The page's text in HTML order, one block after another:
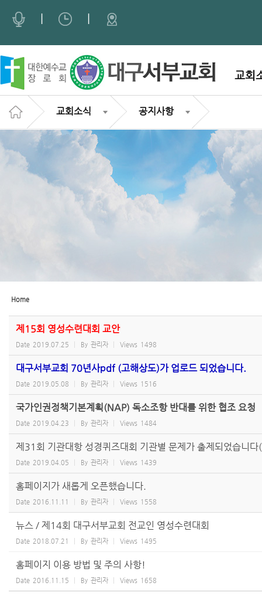
교회
교회소식 공지사항
Home
제15회 영성수련대회 교안
Date 2019.07.25 By 관리자 Views 1498
대구서부교회 70년사pdf (고해상도)가 업로드 되었습니다.
Date 2019.05.08 By 관리자 Views 1516
국가인권정책기본계획(NAP) 독소조항 반대를 위한 협조 요청
Date 2019.04.23 By 관리자 Views 1484
제31회 기관대항 성경퀴즈대회 기관별 문제가 출제되었습니
Date 2019.04.05 By 관리자 Views 1439
홈페이지가 새롭게 오픈했습니다.
Date 2016.11.11 By 관리자 Views 1558
뉴스 / 제14회 대구서부교회 전교인 영성수련대회
Date 2018.07.21 By 관리자 Views 1495
홈페이지 이용 방법 및 주의 사항!
Date 2016.11.15 By 관리자 Views 1658